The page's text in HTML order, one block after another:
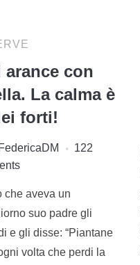
arance con
La calma è
forti!
FedericaDM
122
che aveva un
suo padre gli
e gli disse: “Piantane
volta che perdi la